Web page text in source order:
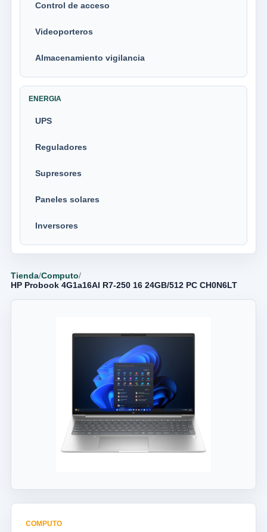
Control de acceso
Videoporteros
Almacenamiento vigilancia
ENERGIA
UPS
Reguladores
Supresores
Paneles solares
Inversores
Tienda/Computo/
HP Probook 4G1a16AI R7-250 16 24GB/512 PC CH0N6LT
COMPUTO